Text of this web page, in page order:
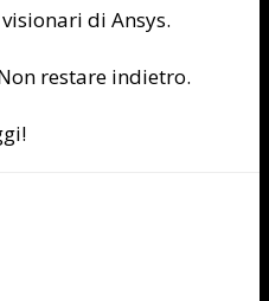
di Ansys.
restare indietro.